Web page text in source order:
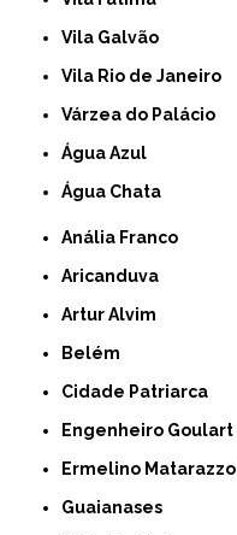
Vila Galvão
Vila Rio de Janeiro
Várzea do Palácio
Água Azul
Água Chata
Anália Franco
Aricanduva
Artur Alvim
Belém
Cidade Patriarca
Engenheiro Goulart
Ermelino Matarazzo
Guaianases